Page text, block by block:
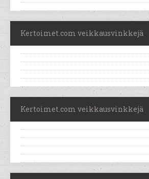
Kertoimet.com veikkausvinkkejä
Kertoimet.com veikkausvinkkejä